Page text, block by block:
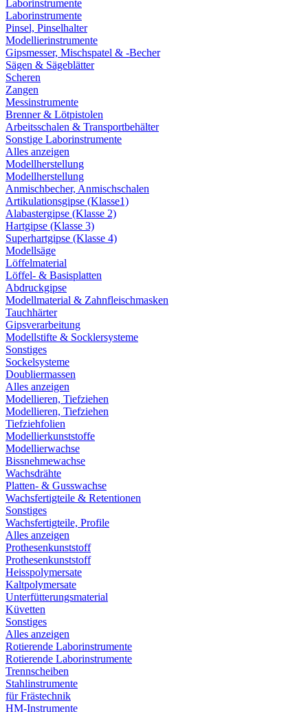
Laborinstrumente
Laborinstrumente
Pinsel, Pinselhalter
Modellierinstrumente
Gipsmesser, Mischspatel & -Becher
Sägen & Sägeblätter
Scheren
Zangen
Messinstrumente
Brenner & Lötpistolen
Arbeitsschalen & Transportbehälter
Sonstige Laborinstrumente
Alles anzeigen
Modellherstellung
Modellherstellung
Anmischbecher, Anmischschalen
Artikulationsgipse (Klasse1)
Alabastergipse (Klasse 2)
Hartgipse (Klasse 3)
Superhartgipse (Klasse 4)
Modellsäge
Löffelmaterial
Löffel- & Basisplatten
Abdruckgipse
Modellmaterial & Zahnfleischmasken
Tauchhärter
Gipsverarbeitung
Modellstifte & Socklersysteme
Sonstiges
Sockelsysteme
Doubliermassen
Alles anzeigen
Modellieren, Tiefziehen
Modellieren, Tiefziehen
Tiefziehfolien
Modellierkunststoffe
Modellierwachse
Bissnehmewachse
Wachsdrähte
Platten- & Gusswachse
Wachsfertigteile & Retentionen
Sonstiges
Wachsfertigteile, Profile
Alles anzeigen
Prothesenkunststoff
Prothesenkunststoff
Heisspolymersate
Kaltpolymersate
Unterfütterungsmaterial
Küvetten
Sonstiges
Alles anzeigen
Rotierende Laborinstrumente
Rotierende Laborinstrumente
Trennscheiben
Stahlinstrumente
für Frästechnik
HM-Instrumente